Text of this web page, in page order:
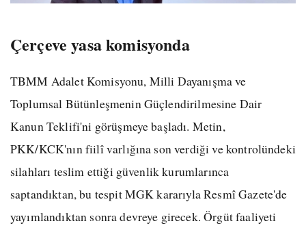
Çerçeve yasa komisyonda
TBMM Adalet Komisyonu, Milli Dayanışma ve
Toplumsal Bütünleşmenin Güçlendirilmesine Dair
Kanun Teklifi'ni görüşmeye başladı. Metin,
PKK/KCK'nın fiilî varlığına son verdiği ve kontrolündeki
silahları teslim ettiği güvenlik kurumlarınca
saptandıktan, bu tespit MGK kararıyla Resmî Gazete'de
yayımlandıktan sonra devreye girecek. Örgüt faaliyeti